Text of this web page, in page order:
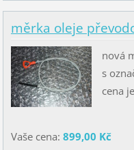
měrka oleje
nová
s
cena
Vaše cena: 899,00 Kč